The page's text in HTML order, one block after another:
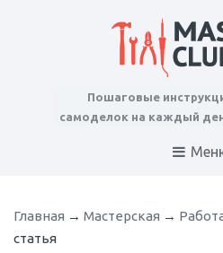
Пошаговые
самоделок на каждый
Главная → Мастерская →
статья